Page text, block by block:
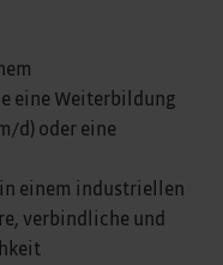
eine Weiterbildung
d) oder eine
einem industriellen
verbindliche und